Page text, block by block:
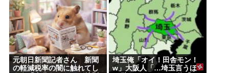
元朝日新聞記者さん 新聞
の軽減税率の闇に触れてし
埼玉俺「オイ！田舎モン！
w」大阪人「…埼玉言うほ